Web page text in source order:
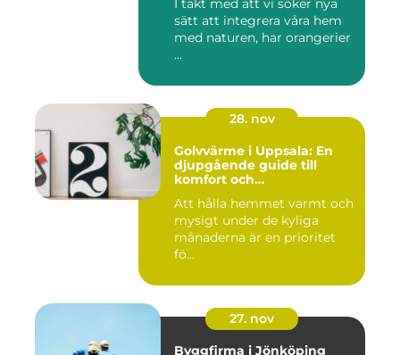
I takt med att vi söker nya
sätt att integrera våra hem
med naturen, har orangerier
...
28. nov
Golvvärme i Uppsala: En
djupgående guide till
komfort och
Att hålla hemmet varmt och
mysigt under de kyliga
månaderna är en prioritet
fö...
27. nov
Byggfirma i Jönköping